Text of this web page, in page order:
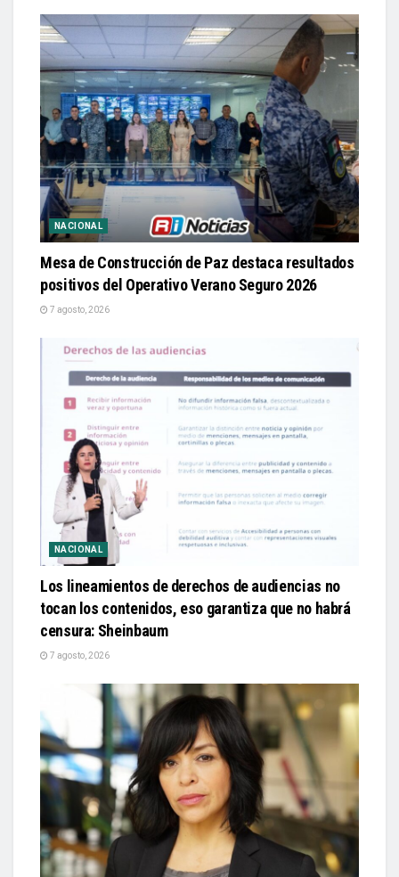
NACIONAL
Mesa de Construcción de Paz destaca resultados
positivos del Operativo Verano Seguro 2026
7 agosto, 2026
NACIONAL
Los lineamientos de derechos de audiencias no
tocan los contenidos, eso garantiza que no habrá
censura: Sheinbaum
7 agosto, 2026